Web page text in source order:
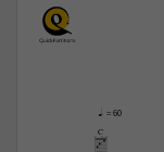
q. = 60
C